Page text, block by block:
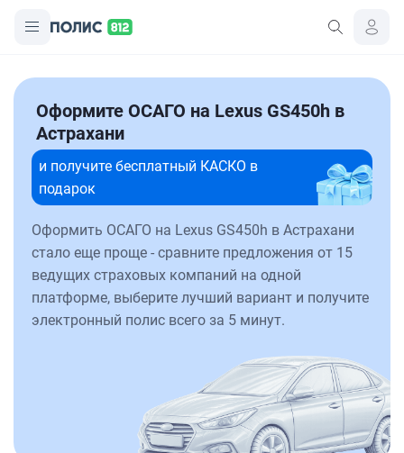
Оформите ОСАГО на Lexus GS450h в
Астрахани
и получите бесплатный КАСКО в
подарок
Оформить ОСАГО на Lexus GS450h в Астрахани
стало еще проще - сравните предложения от 15
ведущих страховых компаний на одной
платформе, выберите лучший вариант и получите
электронный полис всего за 5 минут.